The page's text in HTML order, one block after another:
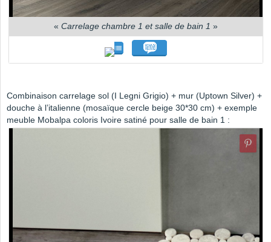
« Carrelage chambre 1 et salle de bain 1 »
Combinaison carrelage sol (I Legni Grigio) + mur (Uptown Silver) +
douche à l’italienne (mosaïque cercle beige 30*30 cm) + exemple
meuble Mobalpa coloris Ivoire satiné pour salle de bain 1 :